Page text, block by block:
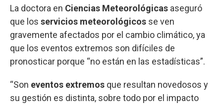
La doctora en Ciencias Meteorológicas aseguró
que los servicios meteorológicos se ven
gravemente afectados por el cambio climático, ya
que los eventos extremos son difíciles de
pronosticar porque “no están en las estadísticas”.
“Son eventos extremos que resultan novedosos y
su gestión es distinta, sobre todo por el impacto